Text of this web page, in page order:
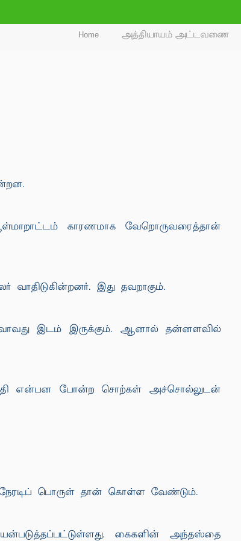
Home அத்தியாயம் அட்டவணை
காரணமாக வேறொருவரைத்தான்
இது தவறாகும்.
இடம் இருக்கும். ஆனால் தன்னளவில்
என்பன போன்ற சொற்கள் அச்சொல்லுடன்
பொருள் தான் கொள்ள வேண்டும்.
கைகளின் அந்தஸ்தை